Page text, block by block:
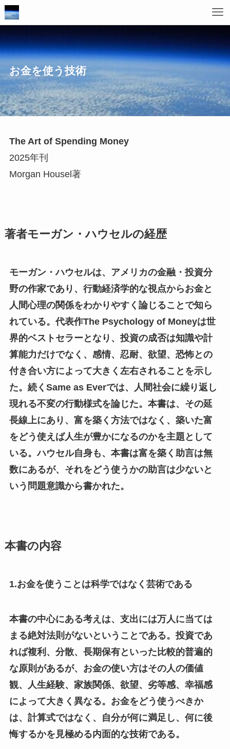
お金を使う技術
The Art of Spending Money
2025年刊
Morgan Housel著
著者モーガン・ハウセルの経歴
モーガン・ハウセルは、アメリカの金融・投資分
野の作家であり、行動経済学的な視点からお金と
人間心理の関係をわかりやすく論じることで知ら
れている。代表作The Psychology of Moneyは世
界的ベストセラーとなり、投資の成否は知識や計
算能力だけでなく、感情、忍耐、欲望、恐怖との
付き合い方によって大きく左右されることを示し
た。続くSame as Everでは、人間社会に繰り返し
現れる不変の行動様式を論じた。本書は、その延
長線上にあり、富を築く方法ではなく、築いた富
をどう使えば人生が豊かになるのかを主題として
いる。ハウセル自身も、本書は富を築く助言は無
数にあるが、それをどう使うかの助言は少ないと
いう問題意識から書かれた。
本書の内容
1.お金を使うことは科学ではなく芸術である
本書の中心にある考えは、支出には万人に当ては
まる絶対法則がないということである。投資であ
れば複利、分散、長期保有といった比較的普遍的
な原則があるが、お金の使い方はその人の価値
観、人生経験、家族関係、欲望、劣等感、幸福感
によって大きく異なる。お金をどう使うべきか
は、計算式ではなく、自分が何に満足し、何に後
悔するかを見極める内面的な技術である。